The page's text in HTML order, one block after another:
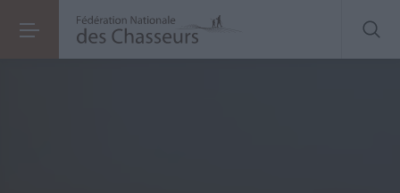
Comprendre lesnouvelles règles sur